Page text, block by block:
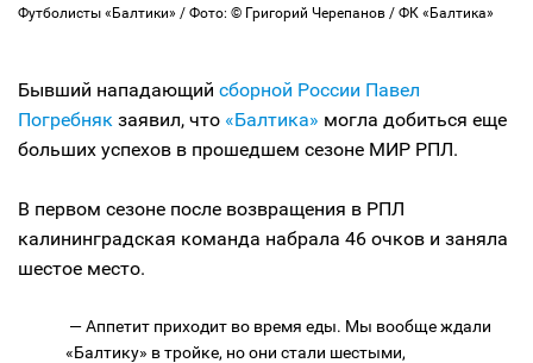
Футболисты «Балтики» / Фото: © Григорий Черепанов / ФК «Балтика»
Бывший нападающий сборной России Павел
Погребняк заявил, что «Балтика» могла добиться еще
больших успехов в прошедшем сезоне МИР РПЛ.
В первом сезоне после возвращения в РПЛ
калининградская команда набрала 46 очков и заняла
шестое место.
— Аппетит приходит во время еды. Мы вообще ждали
«Балтику» в тройке, но они стали шестыми,